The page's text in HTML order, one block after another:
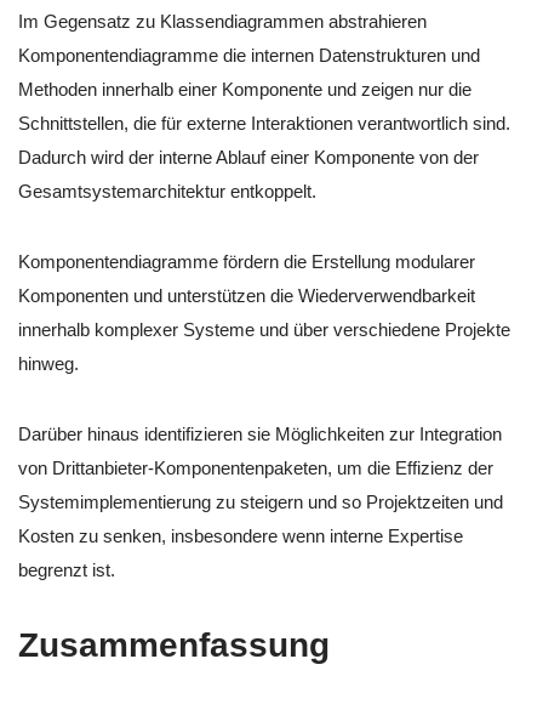
Im Gegensatz zu Klassendiagrammen abstrahieren
Komponentendiagramme die internen Datenstrukturen und
Methoden innerhalb einer Komponente und zeigen nur die
Schnittstellen, die für externe Interaktionen verantwortlich sind.
Dadurch wird der interne Ablauf einer Komponente von der
Gesamtsystemarchitektur entkoppelt.
Komponentendiagramme fördern die Erstellung modularer
Komponenten und unterstützen die Wiederverwendbarkeit
innerhalb komplexer Systeme und über verschiedene Projekte
hinweg.
Darüber hinaus identifizieren sie Möglichkeiten zur Integration
von Drittanbieter-Komponentenpaketen, um die Effizienz der
Systemimplementierung zu steigern und so Projektzeiten und
Kosten zu senken, insbesondere wenn interne Expertise
begrenzt ist.
Zusammenfassung